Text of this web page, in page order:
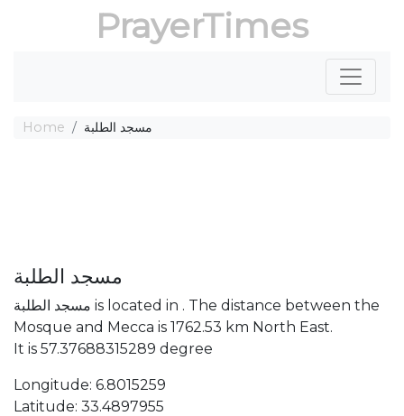
PrayerTimes
Home مسجد الطلبة
مسجد الطلبة
مسجد الطلبة is located in . The distance between the
Mosque and Mecca is 1762.53 km North East.
It is 57.37688315289 degree
Longitude: 6.8015259
Latitude: 33.4897955